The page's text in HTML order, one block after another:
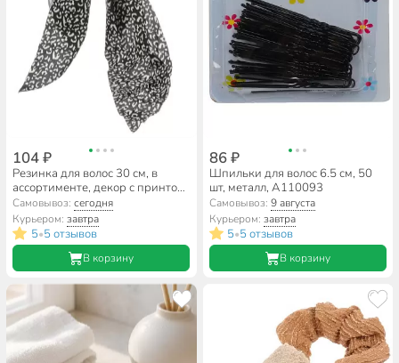
104 ₽
Резинка для волос 30 см, в
ассортименте, декор с принтом,
Y4-11615
Самовывоз:сегодня
Курьером:завтра
5•5 отзывов
В корзину
86 ₽
Шпильки для волос 6.5 см, 50
шт, металл, A110093
Самовывоз: 9 августа
Курьером: завтра
5•5 отзывов
В корзину